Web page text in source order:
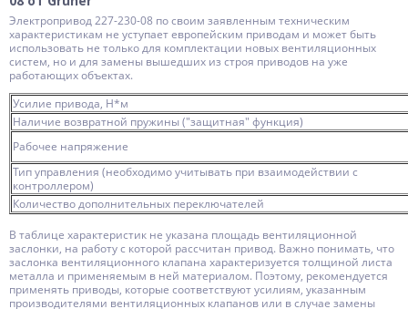
Электропривод 227-230-08 по своим заявленным техническим
характеристикам не уступает европейским приводам и может быть
использовать не только для комплектации новых вентиляционных
систем, но и для замены вышедших из строя приводов на уже
работающих объектах.
Усилие привода, Н*м
Наличие возвратной пружины ("защитная" функция)
Рабочее напряжение
Тип управления (необходимо учитывать при взаимодействии с
контроллером)
Количество дополнительных переключателей
В таблице характеристик не указана площадь вентиляционной
заслонки, на работу с которой рассчитан привод. Важно понимать, что
заслонка вентиляционного клапана характеризуется толщиной листа
металла и применяемым в ней материалом. Поэтому, рекомендуется
применять приводы, которые соответствуют усилиям, указанным
производителями вентиляционных клапанов или в случае замены